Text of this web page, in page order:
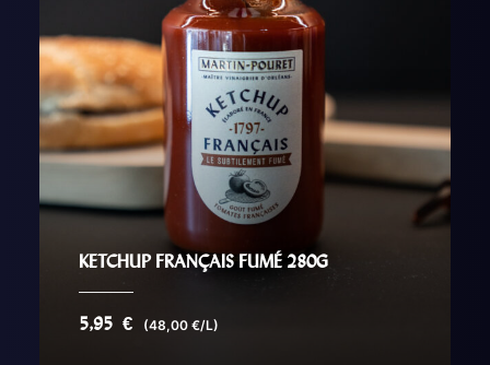
KETCHUP FRANÇAIS FUMÉ 280G
5,95 € (48,00 €/L)